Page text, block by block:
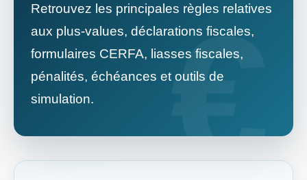
Retrouvez les principales règles relatives
aux plus-values, déclarations fiscales,
formulaires CERFA, liasses fiscales,
pénalités, échéances et outils de
simulation.